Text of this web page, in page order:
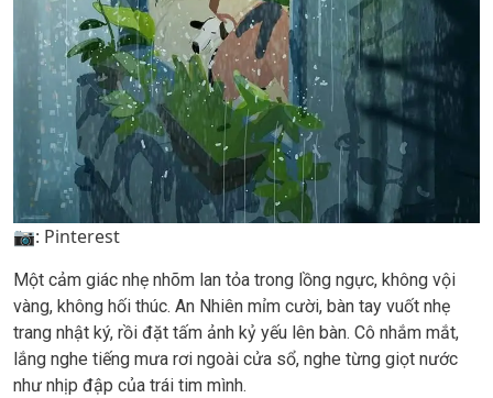
📷: Pinterest
Một cảm giác nhẹ nhõm lan tỏa trong lồng ngực, không vội
vàng, không hối thúc. An Nhiên mỉm cười, bàn tay vuốt nhẹ
trang nhật ký, rồi đặt tấm ảnh kỷ yếu lên bàn. Cô nhắm mắt,
lắng nghe tiếng mưa rơi ngoài cửa sổ, nghe từng giọt nước
như nhịp đập của trái tim mình.